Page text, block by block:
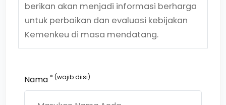
berikan akan menjadi informasi berharga
untuk perbaikan dan evaluasi kebijakan
Kemenkeu di masa mendatang.
Nama * (wajib diisi)